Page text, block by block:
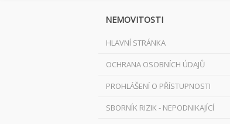
NEMOVITOSTI
HLAVNÍ STRÁNKA
OCHRANA OSOBNÍCH ÚDAJŮ
PROHLÁŠENÍ O PŘÍSTUPNOSTI
SBORNÍK RIZIK - NEPODNIKAJÍCÍ